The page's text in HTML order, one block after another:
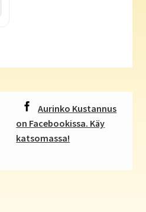
Aurinko Kustannus
on Facebookissa. Käy
katsomassa!